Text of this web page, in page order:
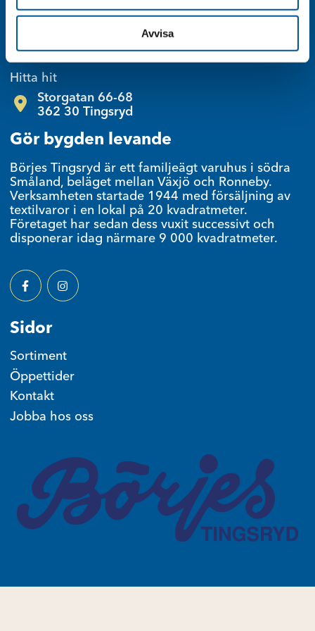
Avvisa
Maila oss
kontor@borjes.se
Hitta hit
Storgatan 66-68
362 30 Tingsryd
Gör bygden levande
Börjes Tingsryd är ett familjeägt varuhus i södra
Småland, beläget mellan Växjö och Ronneby.
Verksamheten startade 1944 med försäljning av
textilvaror i en lokal på 20 kvadratmeter.
Företaget har sedan dess vuxit successivt och
disponerar idag närmare 9 000 kvadratmeter.
Facebook
Sidor
Sortiment
Öppettider
Kontakt
Jobba hos oss